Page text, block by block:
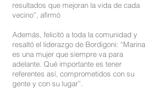
resultados que mejoran la vida de cada
vecino”, afirmó
Además, felicitó a toda la comunidad y
resaltó el liderazgo de Bordigoni: “Marina
es una mujer que siempre va para
adelante. Qué importante es tener
referentes así, comprometidos con su
gente y con su lugar”.